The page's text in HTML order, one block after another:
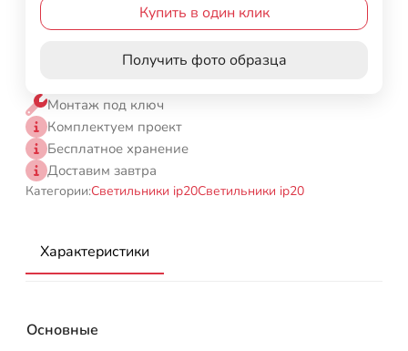
Купить в один клик
Получить фото образца
Монтаж под ключ
Комплектуем проект
Бесплатное хранение
Доставим завтра
Категории:Светильники ip20Светильники ip20
Характеристики
Основные